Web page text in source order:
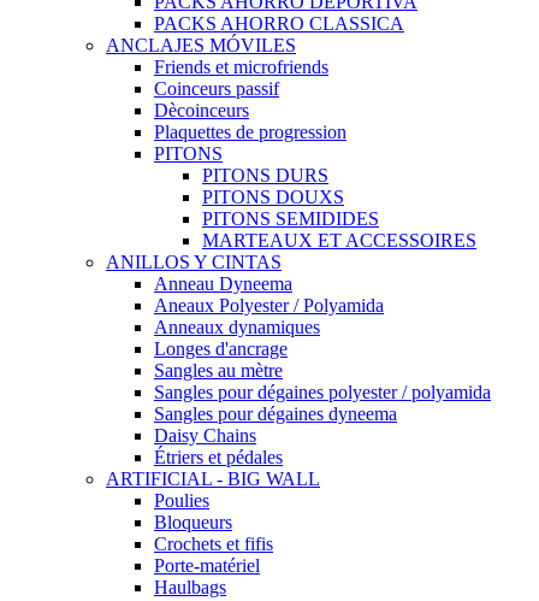
PACKS AHORRO CLASSICA
ANCLAJES MÓVILES
Friends et microfriends
Coinceurs passif
Dècoinceurs
Plaquettes de progression
PITONS
PITONS DURS
PITONS DOUXS
PITONS SEMIDIDES
MARTEAUX ET ACCESSOIRES
ANILLOS Y CINTAS
Anneau Dyneema
Aneaux Polyester / Polyamida
Anneaux dynamiques
Longes d'ancrage
Sangles au mètre
Sangles pour dégaines polyester / polyamida
Sangles pour dégaines dyneema
Daisy Chains
Étriers et pédales
ARTIFICIAL - BIG WALL
Poulies
Bloqueurs
Crochets et fifis
Porte-matériel
Haulbags